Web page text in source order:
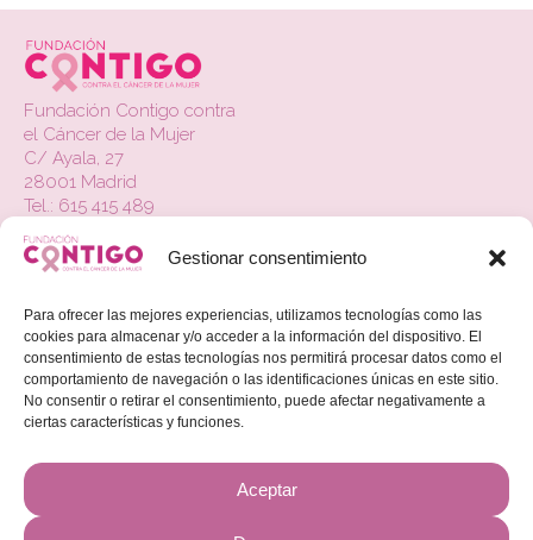
Gestionar consentimiento
Para ofrecer las mejores experiencias, utilizamos tecnologías como las
cookies para almacenar y/o acceder a la información del dispositivo. El
consentimiento de estas tecnologías nos permitirá procesar datos como el
comportamiento de navegación o las identificaciones únicas en este sitio.
No consentir o retirar el consentimiento, puede afectar negativamente a
ciertas características y funciones.
Aceptar
Fundación Contigo contra
el Cáncer de la Mujer
C/ Ayala, 27
28001 Madrid
Tel.: 615 415 489
La Fundación
Contacto
Actualidad
Colabora